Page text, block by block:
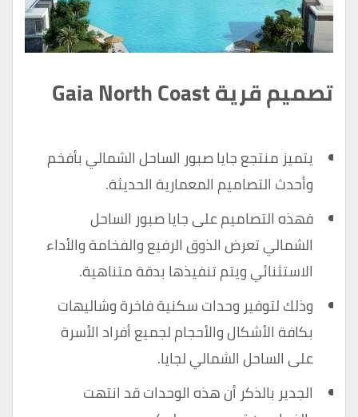
تصميم قرية Gaia North Coast
يتميز منتجع جايا صبور الساحل الشمالي بأفخم
وأحدث التصاميم المعمارية الحديثة.
فهذه التصاميم على جايا صبور الساحل
الشمالي تعرض الذوق الرفيع والفخامة والأداء
الاستثنائي ويتم تنفيذها بدقة متناهية.
وذلك لتوفير وحدات سكنية فاخرة وشاليهات
بكافة الأشكال والأحجام لجميع أفراد الأسرة
على الساحل الشمالي لجايا.
الجدير بالذكر أن هذه الوحدات قد انتهت